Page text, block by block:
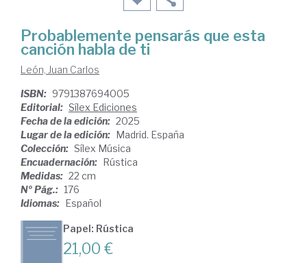
Probablemente pensarás que esta
canción habla de ti
León, Juan Carlos
ISBN: 9791387694005
Editorial: Sílex Ediciones
Fecha de la edición: 2025
Lugar de la edición: Madrid. España
Colección: Sílex Música
Encuadernación: Rústica
Medidas: 22 cm
Nº Pág.: 176
Idiomas: Español
Papel: Rústica
21,00 €